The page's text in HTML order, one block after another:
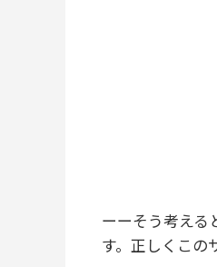
ーーそう考える
す。正しくこの